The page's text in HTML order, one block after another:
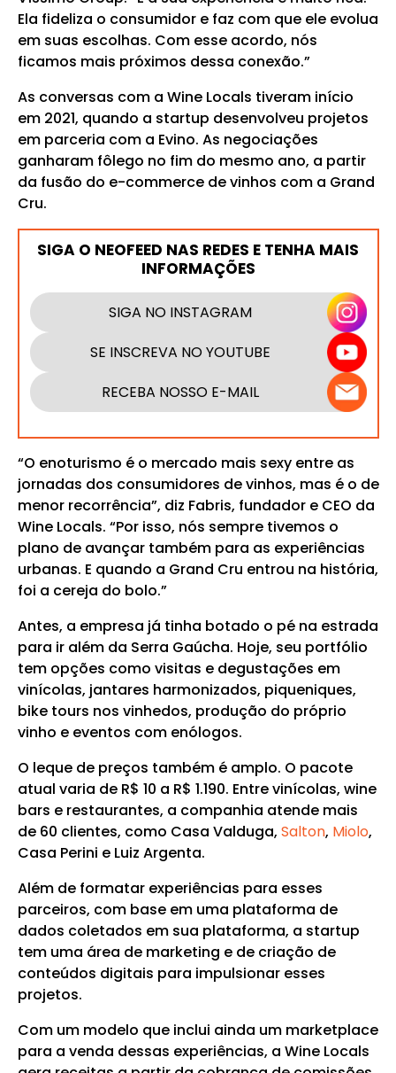
Ela fideliza o consumidor e faz com que ele evolua
em suas escolhas. Com esse acordo, nós
ficamos mais próximos dessa conexão.”
As conversas com a Wine Locals tiveram início
em 2021, quando a startup desenvolveu projetos
em parceria com a Evino. As negociações
ganharam fôlego no fim do mesmo ano, a partir
da fusão do e-commerce de vinhos com a Grand
Cru.
SIGA O NEOFEED NAS REDES E TENHA MAIS
INFORMAÇÕES
SIGA NO INSTAGRAM
SE INSCREVA NO YOUTUBE
RECEBA NOSSO E-MAIL
“O enoturismo é o mercado mais sexy entre as
jornadas dos consumidores de vinhos, mas é o de
menor recorrência”, diz Fabris, fundador e CEO da
Wine Locals. “Por isso, nós sempre tivemos o
plano de avançar também para as experiências
urbanas. E quando a Grand Cru entrou na história,
foi a cereja do bolo.”
Antes, a empresa já tinha botado o pé na estrada
para ir além da Serra Gaúcha. Hoje, seu portfólio
tem opções como visitas e degustações em
vinícolas, jantares harmonizados, piqueniques,
bike tours nos vinhedos, produção do próprio
vinho e eventos com enólogos.
O leque de preços também é amplo. O pacote
atual varia de R$ 10 a R$ 1.190. Entre vinícolas, wine
bars e restaurantes, a companhia atende mais
de 60 clientes, como Casa Valduga, Salton, Miolo,
Casa Perini e Luiz Argenta.
Além de formatar experiências para esses
parceiros, com base em uma plataforma de
dados coletados em sua plataforma, a startup
tem uma área de marketing e de criação de
conteúdos digitais para impulsionar esses
projetos.
Com um modelo que inclui ainda um marketplace
para a venda dessas experiências, a Wine Locals